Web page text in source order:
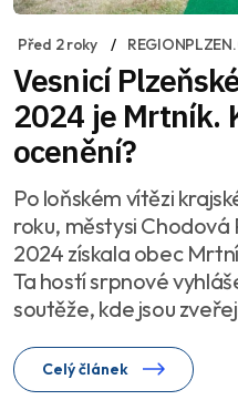
Před 2 roky
Vesnicí
2024 je Mrtník.
ocenění?
Po loňském vítězi
roku, městysi
2024 získala obec
Ta hostí srpnové
soutěže, kde jsou
Celý článek